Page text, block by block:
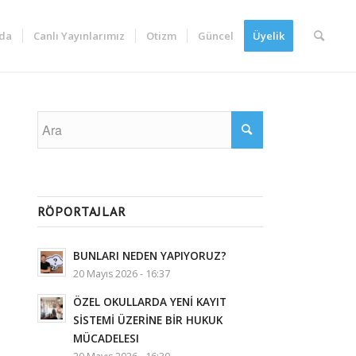
Canlı Yayınlarımız Otizm Güncel Üyelik
RÖPORTAJLAR
BUNLARI NEDEN YAPIYORUZ?
20 Mayıs 2026 - 16:37
ÖZEL OKULLARDA YENİ KAYIT
SİSTEMİ ÜZERİNE BİR HUKUK
MÜCADELESI